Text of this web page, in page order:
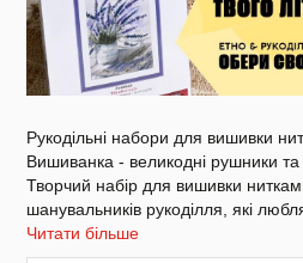
Акція
Заготовки для
Рукодільні набори для вишивки
Вишиванка - великодні рушники
Творчий набір для вишивки
шанувальників рукоділля, які
Читати більше